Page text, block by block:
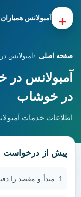
+ آمبولانس
صفحه اصلی
آمبولانس
در خوشاب
اطلاعات خدمات
پیش از درخواست
مبدأ و مقصد را